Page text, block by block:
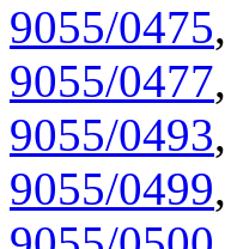
9055/0475,
9055/0477,
9055/0493,
9055/0499,